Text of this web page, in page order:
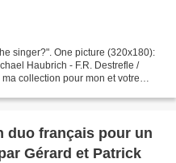
singer?". One picture (320x180):
Haubrich - F.R. Destrefle /
collection pour mon et votre
duo français pour un
Gérard et Patrick